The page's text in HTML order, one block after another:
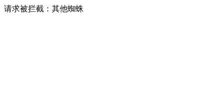
请求被拦截：其他蜘蛛